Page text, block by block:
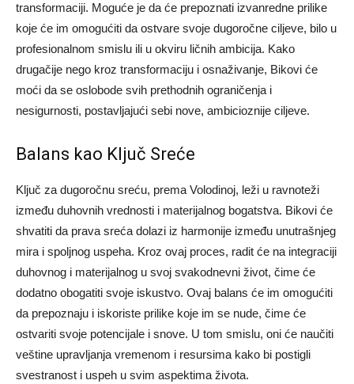
transformaciji. Moguće je da će prepoznati izvanredne prilike
koje će im omogućiti da ostvare svoje dugoročne ciljeve, bilo u
profesionalnom smislu ili u okviru ličnih ambicija. Kako
drugačije nego kroz transformaciju i osnaživanje, Bikovi će
moći da se oslobode svih prethodnih ograničenja i
nesigurnosti, postavljajući sebi nove, ambicioznije ciljeve.
Balans kao Ključ Sreće
Ključ za dugoročnu sreću, prema Volodinoj, leži u ravnoteži
između duhovnih vrednosti i materijalnog bogatstva. Bikovi će
shvatiti da prava sreća dolazi iz harmonije između unutrašnjeg
mira i spoljnog uspeha. Kroz ovaj proces, radit će na integraciji
duhovnog i materijalnog u svoj svakodnevni život, čime će
dodatno obogatiti svoje iskustvo. Ovaj balans će im omogućiti
da prepoznaju i iskoriste prilike koje im se nude, čime će
ostvariti svoje potencijale i snove. U tom smislu, oni će naučiti
veštine upravljanja vremenom i resursima kako bi postigli
svestranost i uspeh u svim aspektima života.